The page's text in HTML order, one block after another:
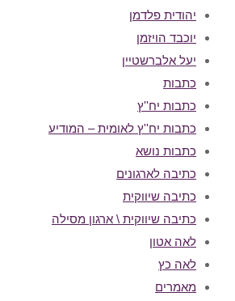
יהודית פלדמן
יוכבד הויזמן
יעל אלברשטיין
כתבות
כתבות יח''ץ
כתבות יח''ץ לאומית – המודיע
כתבות נושא
כתיבה לארגונים
כתיבה שיווקית
כתיבה שיווקית \ ארגון מסילה
לאה אטון
לאה כץ
מאמרים